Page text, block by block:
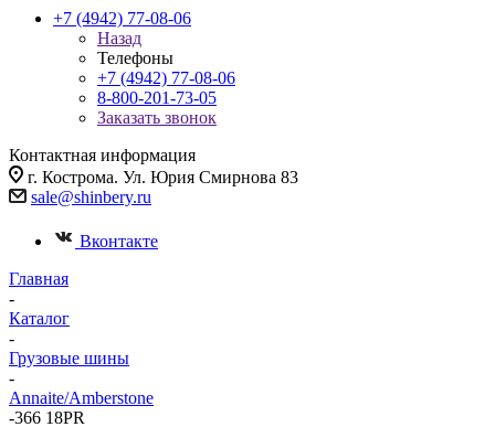
+7 (4942) 77-08-06
Назад
Телефоны
+7 (4942) 77-08-06
8-800-201-73-05
Заказать звонок
Контактная информация
г. Кострома. Ул. Юрия Смирнова 83
sale@shinbery.ru
Вконтакте
Главная
-
Каталог
-
Грузовые шины
-
Annaite/Amberstone
-366 18PR